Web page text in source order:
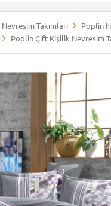
Nevresim Takımları
Poplin
Poplin Çift Kişilik Nevresim